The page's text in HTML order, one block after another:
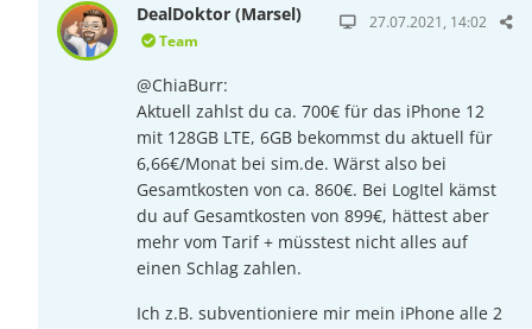
DealDoktor (Marsel)
Team
27.07.2021, 14:02
@ChiaBurr:
Aktuell zahlst du ca. 700€ für das iPhone 12
mit 128GB LTE, 6GB bekommst du aktuell für
6,66€/Monat bei sim.de. Wärst also bei
Gesamtkosten von ca. 860€. Bei LogItel kämst
du auf Gesamtkosten von 899€, hättest aber
mehr vom Tarif + müsstest nicht alles auf
einen Schlag zahlen.
Ich z.B. subventioniere mir mein iPhone alle 2